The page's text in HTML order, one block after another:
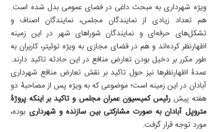
ویژه شهرداری به مبحث داغی در فضای عمومی بدل شده است.
هم تعداد زیادی از نمایندگان مجلس، نمایندگان اصناف و
تشکل‌های حرفه‌ای و نمایندگان شوراهای شهر در این زمینه
اظهارنظر کرده‌اند و هم در فضای مجازی به ویژه توئیتر، کاربران به
طور مکرر بر دخیل بودن تعارض منافع در این حادثه تاکید دارند.
عمدۀ اظهارنظرها نیز حول تاکید بر نقش تعارض منافع شهرداری
آبادان در این زمینه است؛ موضوعی که به ویژه پس از مصاحبۀ دو
هفته پیش رئیس کمیسیون عمران مجلس و تاکید بر اینکه پروژۀ
متروپل آبادان به صورت مشارکتی بین سازنده و شهرداری بوده،
مورد توجه قرار گرفت.